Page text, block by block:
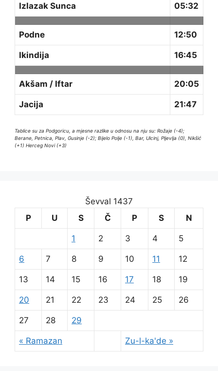
Izlazak Sunca 05:32
Podne 12:50
Ikindija 16:45
Akšam / Iftar 20:05
Jacija 21:47
Tablice su za Podgoricu, a mjesne razlike u odnosu na nju su: Rožaje (-4);
Berane, Petnica, Plav, Gusinje (-2); Bijelo Polje (-1), Bar, Ulcinj, Pljevlja (0), Nikšić
(+1) Herceg Novi (+3)
Ševval 1437
P
U S Č P S N
« Ramazan Zu-l-ka'de »
1 2 3 4 5
6 7 8 9 10 11 12
13 14 15 16 17 18 19
20 21 22 23 24 25 26
27 28 29